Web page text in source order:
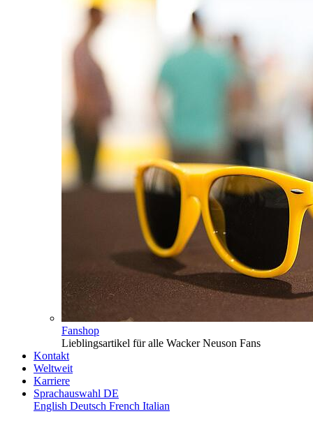
Fanshop
Lieblingsartikel für alle Wacker Neuson Fans
Kontakt
Weltweit
Karriere
Sprachauswahl DE
English Deutsch French Italian